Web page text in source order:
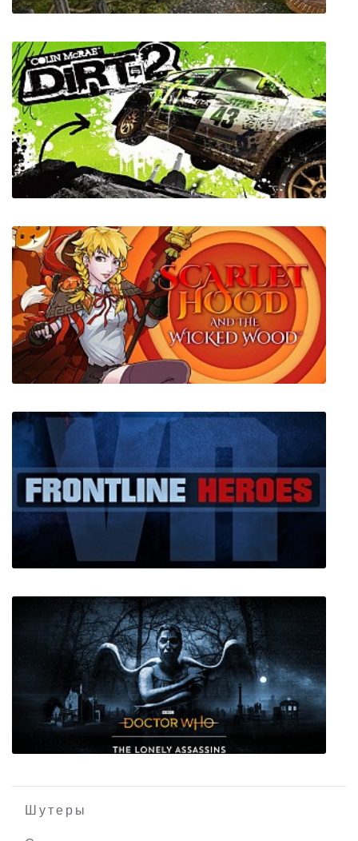
Нэнси Дрю: Расколотый медальон
Colin McRae DiRT 2
Scarlet Hood and the Wicked Wood
Frontline Heroes VR
Шутеры